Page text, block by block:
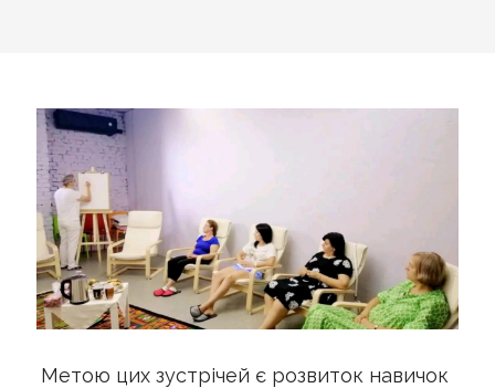
Метою цих зустрічей є розвиток навичок